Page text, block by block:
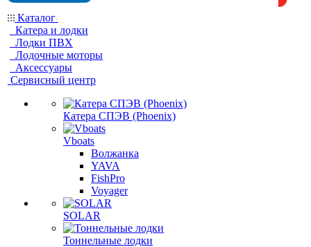
Каталог
Катера и лодки
Лодки ПВХ
Лодочные моторы
Аксессуары
Сервисный центр
Катера СПЭВ (Phoenix)
Vboats
Волжанка
YAVA
FishPro
Voyager
SOLAR
Тоннельные лодки